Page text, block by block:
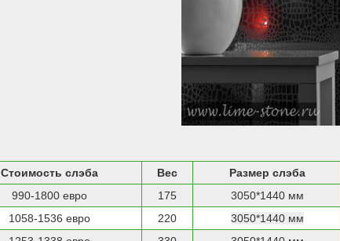
Стоимость слэба Вес
Размер слэба
990-1800 евро 175
3050*1440 мм
1058-1536 евро 220
3050*1440 мм